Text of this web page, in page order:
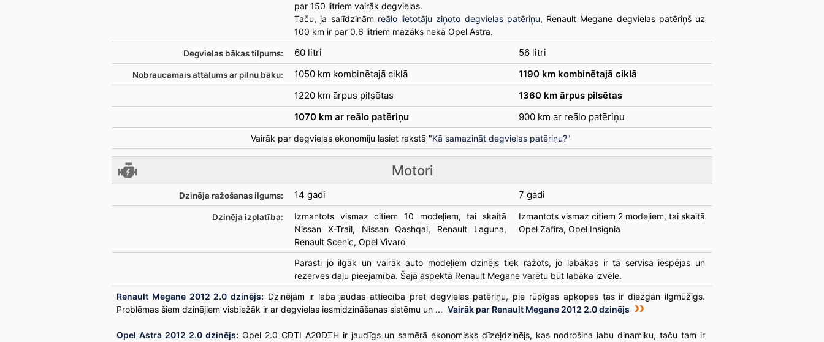
par 150 litriem vairāk degvielas.
Taču, ja salīdzinām reālo lietotāju ziņoto degvielas patēriņu, Renault Megane degvielas patēriņš uz
100 km ir par 0.6 litriem mazāks nekā Opel Astra.
Degvielas bākas tilpums: 60 litri 56 litri
Nobraucamais attālums ar pilnu bāku: 1050 km kombinētajā ciklā
1190 km kombinētajā ciklā
1220 km ārpus pilsētas
1360 km ārpus pilsētas
1070 km ar reālo patēriņu
900 km ar reālo patēriņu
Vairāk par degvielas ekonomiju lasiet rakstā "Kā samazināt degvielas patēriņu?"
Motori
Dzinēja ražošanas ilgums: 14 gadi 7 gadi
Dzinēja izplatība:
Izmantots vismaz citiem 10 modeļiem, tai skaitā
Nissan X-Trail, Nissan Qashqai, Renault Laguna,
Renault Scenic, Opel Vivaro
Izmantots vismaz citiem 2 modeļiem, tai skaitā
Opel Zafira, Opel Insignia
Parasti jo ilgāk un vairāk auto modeļiem dzinējs tiek ražots, jo labākas ir tā servisa iespējas un
rezerves daļu pieejamība. Šajā aspektā Renault Megane varētu būt labāka izvēle.
Renault Megane 2012 2.0 dzinējs: Dzinējam ir laba jaudas attiecība pret degvielas patēriņu, pie rūpīgas apkopes tas ir diezgan ilgmūžīgs.
Problēmas šiem dzinējiem visbiežāk ir ar degvielas iesmidzināšanas sistēmu un ... Vairāk par Renault Megane 2012 2.0 dzinējs
Opel Astra 2012 2.0 dzinējs: Opel 2.0 CDTI A20DTH ir jaudīgs un samērā ekonomisks dīzeļdzinējs, kas nodrošina labu dinamiku, taču tam ir